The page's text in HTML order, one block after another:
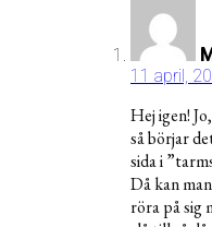
11 april,
Hej igen!
så börjar
sida i
Då kan
röra på sig